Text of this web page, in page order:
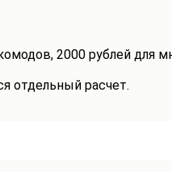
2000 рублей для
отдельный расчет.